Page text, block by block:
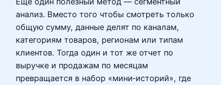
анализ. Вместо того чтобы смотреть только
общую сумму, данные делят по каналам,
категориям товаров, регионам или типам
клиентов. Тогда один и тот же отчет по
выручке и продажам по месяцам
превращается в набор «мини‑историй», где